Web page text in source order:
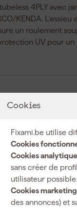
Cookies
Fixami.be utilise
Cookies
Cookies
sans créer de
utilisateur possible.
Cookies
des annonces) et
4PLY avec
KENDA.
un roulement
UV pour